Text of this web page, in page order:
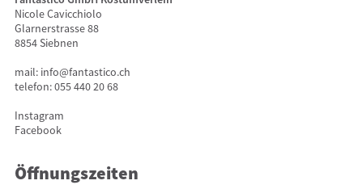
Nicole Cavicchiolo
Glarnerstrasse 88
8854 Siebnen
mail: info@fantastico.ch
telefon:055 440 20 68
Instagram
Facebook
Öffnungszeiten